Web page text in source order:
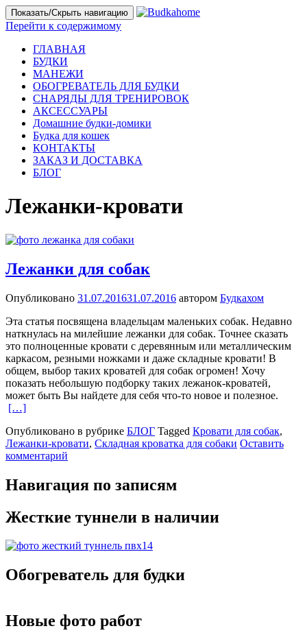
Показать/Скрыть навигацию
Перейти к содержимому
ГЛАВНАЯ
БУДКИ
МАНЕЖИ
ОБОГРЕВАТЕЛЬ ДЛЯ БУДКИ
СНАРЯДЫ ДЛЯ ТРЕНИРОВОК
АКСЕССУАРЫ
Домашние будки-домики
Будка для кошек
КОНТАКТЫ
ЗАКАЗ И ДОСТАВКА
БЛОГ
Лежанки-кровати
Лежанки для собак
Опубликовано 31.07.201631.07.2016 автором Будкахом
Эта статья посвящена владельцам маленьких собак. Недавно
наткнулась на милейшие лежанки для собак. Точнее сказать
это полноценные кровати с деревянным или металлическим
каркасом, резными ножками и даже складные кровати! В
общем, выбор таких кроватей для собак огромен! Хочу
показать небольшую подборку таких лежанок-кроватей,
может быть Вы найдете для себя что-то новое и полезное.
[…]
Опубликовано в рубрике БЛОГ Tagged Кровати для собак,
Лежанки-кровати, Складная кроватка для собаки Оставить
комментарий
Навигация по записям
Жесткие туннели в наличии
Обогреватель для будки
Новые фото работ